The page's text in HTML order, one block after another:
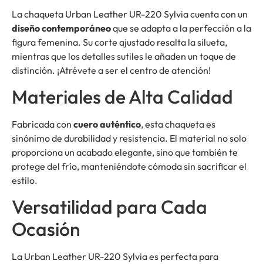
La chaqueta Urban Leather UR-220 Sylvia cuenta con un
diseño contemporáneoque se adapta a la perfección a la
figura femenina. Su corte ajustado resalta la silueta,
mientras que los detalles sutiles le añaden un toque de
distinción. ¡Atrévete a ser el centro de atención!
Materiales de Alta Calidad
Fabricada con cuero auténtico, esta chaqueta es
sinónimo de durabilidad y resistencia. El material no solo
proporciona un acabado elegante, sino que también te
protege del frío, manteniéndote cómoda sin sacrificar el
estilo.
Versatilidad para Cada
Ocasión
La Urban Leather UR-220 Sylvia es perfecta para